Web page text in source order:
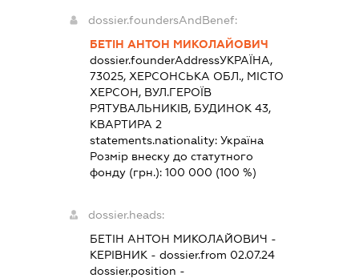
dossier.foundersAndBenef:
БЕТІН АНТОН МИКОЛАЙОВИЧ
dossier.founderAddressУКРАЇНА,
73025, ХЕРСОНСЬКА ОБЛ., МІСТО
ХЕРСОН, ВУЛ.ГЕРОЇВ
РЯТУВАЛЬНИКІВ, БУДИНОК 43,
КВАРТИРА 2
statements.nationality: Україна
Розмір внеску до статутного
фонду (грн.): 100 000 (100 %)
dossier.heads:
БЕТІН АНТОН МИКОЛАЙОВИЧ -
КЕРІВНИК - dossier.from 02.07.24
dossier.position -